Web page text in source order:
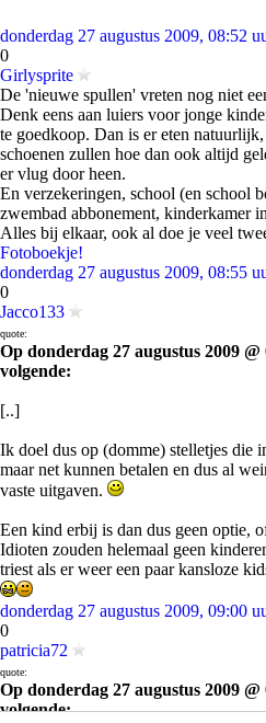
donderdag 27 augustus 2009, 08:52
0
Girlysprite
De 'nieuwe spullen' vreten nog niet
Denk eens aan luiers voor jonge
te goedkoop. Dan is er eten
schoenen zullen hoe dan ook altijd
er vlug door heen.
En verzekeringen, school (en school
zwembad abbonement, kinderkamer
Alles bij elkaar, ook al doe je veel
Fotoboekje!
donderdag 27 augustus 2009, 08:55
0
Jacco133
quote:
Op donderdag 27 augustus 2009
volgende:
[..]
Ik doel dus op (domme) stelletjes die
maar net kunnen betalen en dus al
vaste uitgaven.
Een kind erbij is dan dus geen optie,
Idioten zouden helemaal geen
triest als er weer een paar kansloze
donderdag 27 augustus 2009, 09:00
0
patricia72
quote:
Op donderdag 27 augustus 2009
volgende: